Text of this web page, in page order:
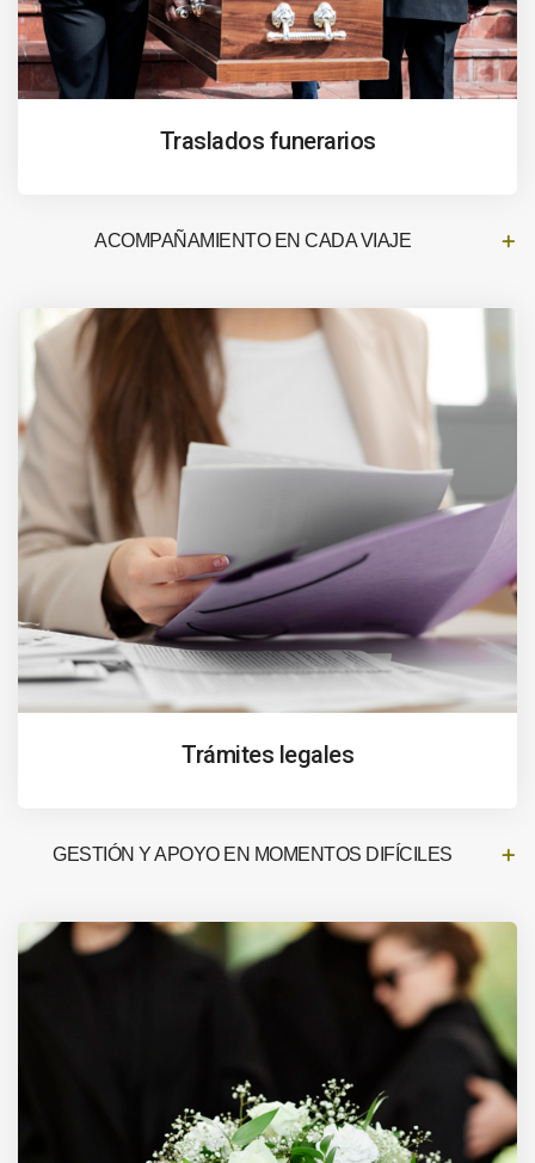
Traslados funerarios
ACOMPAÑAMIENTO EN CADA VIAJE
Trámites legales
GESTIÓN Y APOYO EN MOMENTOS DIFÍCILES